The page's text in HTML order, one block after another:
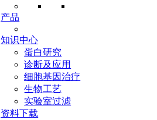
产品
知识中心
蛋白研究
诊断及应用
细胞基因治疗
生物工艺
实验室过滤
资料下载